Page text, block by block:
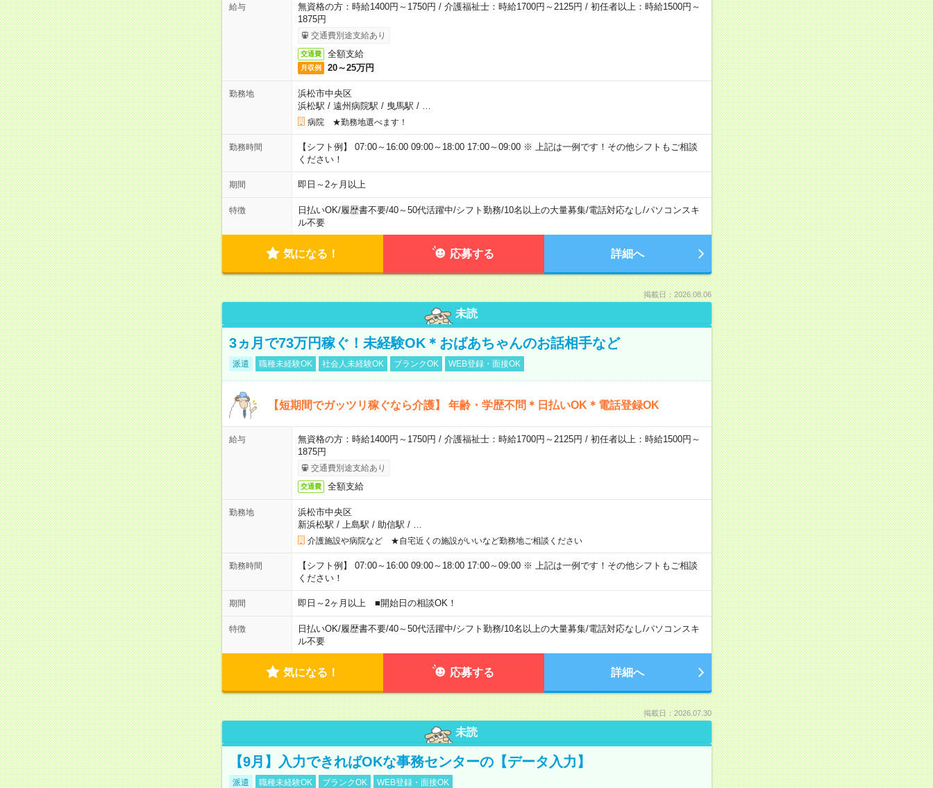
給与
無資格の方：時給1400円～1750円 / 介護福祉士：時給1700円～2125円 / 初任者以上：時給1500円～
1875円
交通費別途支給あり
交通費 全額支給
月収例 20～25万円
勤務地
浜松市中央区
浜松駅 / 遠州病院駅 / 曳馬駅 /
病院 ★勤務地選べます！
勤務時間
【シフト例】 07:00～16:00 09:00～18:00 17:00～09:00 ※ 上記は一例です！その他シフトもご相談
ください！
期間 即日～2ヶ月以上
特徴 日払いOK/履歴書不要/40～50代活躍中/シフト勤務/10名以上の大量募集/電話対応なし/パソコンスキ
ル不要
気になる！ 応募する 詳細へ
掲載日：2026.08.06
未読
3ヵ月で73万円稼ぐ！未経験OK＊おばあちゃんのお話相手など
派遣 職種未経験OK 社会人未経験OK ブランクOK WEB登録・面接OK
【短期間でガッツリ稼ぐなら介護】 年齢・学歴不問＊日払いOK＊電話登録OK
給与
無資格の方：時給1400円～1750円 / 介護福祉士：時給1700円～2125円 / 初任者以上：時給1500円～
1875円
交通費別途支給あり
交通費 全額支給
勤務地
浜松市中央区
新浜松駅 / 上島駅 / 助信駅 /
介護施設や病院など ★自宅近くの施設がいいなど勤務地ご相談ください
勤務時間
【シフト例】 07:00～16:00 09:00～18:00 17:00～09:00 ※ 上記は一例です！その他シフトもご相談
ください！
期間 即日～2ヶ月以上 ■開始日の相談OK！
特徴 日払いOK/履歴書不要/40～50代活躍中/シフト勤務/10名以上の大量募集/電話対応なし/パソコンスキ
ル不要
気になる！ 応募する 詳細へ
掲載日：2026.07.30
未読
【9月】入力できればOKな事務センターの【データ入力】
派遣 職種未経験OK ブランクOK WEB登録・面接OK